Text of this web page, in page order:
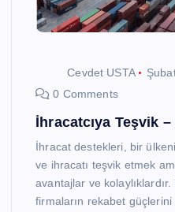
Cevdet USTA
0 Comments
İhracatcıya Teşvik
İhracat destekleri, bir
ve ihracatı teşvik etmek
avantajlar ve
firmaların rekabet güçlerini